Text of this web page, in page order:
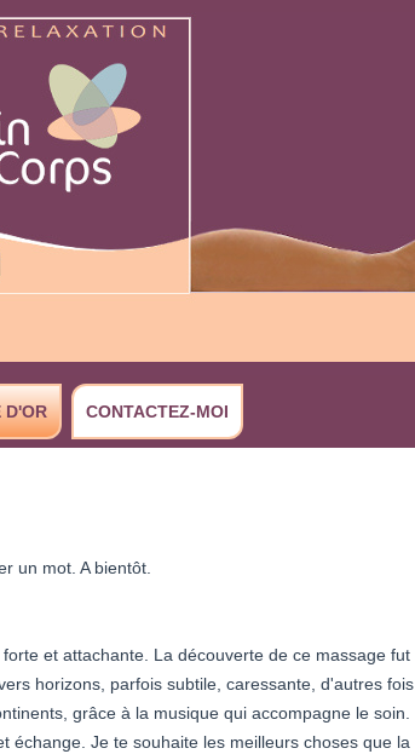
D'OR CONTACTEZ-MOI
un mot. A bientôt.
et attachante. La découverte de ce massage fut
horizons, parfois subtile, caressante, d'autres fois
grâce à la musique qui accompagne le soin.
échange. Je te souhaite les meilleurs choses que la